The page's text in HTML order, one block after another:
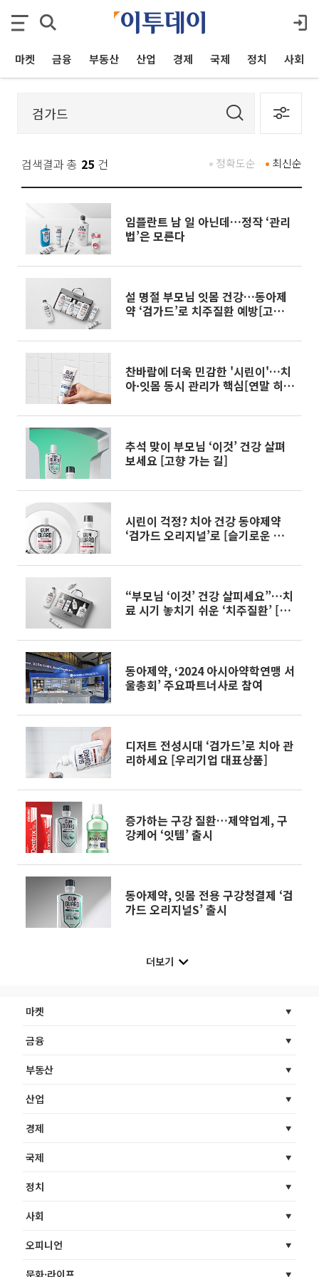
마켓 금융 부동산 산업 경제 국제 정치 사회
검색결과 총 25 건 최신순
정확도순
임플란트 남 일 아닌데…정작 ‘관리
법’은 모른다
설 명절 부모님 잇몸 건강…동아제
약 ‘검가드’로 치주질환 예방[고향가
찬바람에 더욱 민감한 '시린이'…치
아·잇몸 동시 관리가 핵심[연말 히
추석 맞이 부모님 ‘이것’ 건강 살펴
보세요 [고향 가는 길]
시린이 걱정? 치아 건강 동야제약
‘검가드 오리지널’로 [슬기로운 피서
“부모님 ‘이것’ 건강 살피세요”…치
료 시기 놓치기 쉬운 ‘치주질환’ [고
동아제약, ‘2024 아시아약학연맹 서
울총회’ 주요파트너사로 참여
디저트 전성시대 ‘검가드’로 치아 관
리하세요 [우리기업 대표상품]
증가하는 구강 질환…제약업계, 구
강케어 ‘잇템’ 출시
동아제약, 잇몸 전용 구강청결제 ‘검
가드 오리지널S’ 출시
더보기
마켓
금융
부동산
산업
경제
국제
정치
사회
오피니언
문화·라이프